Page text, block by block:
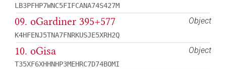
LB3PFHP7WNC5FIFCANA74S427M
Object
09. oGardiner 395+577
K4HFENJ5TNA7FNRKUSJE5XRH2Q
Object
10. oGisa
T35XF6XHHNHP3MEHRC7D74BOMI